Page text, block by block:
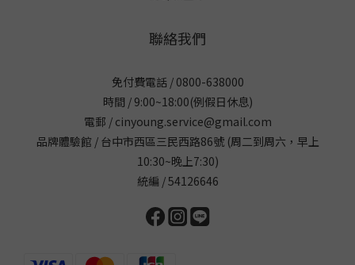
聯絡我們
免付費電話 / 0800-638000
時間 / 9:00~18:00(例假日休息)
電郵 / cinyoung.service@gmail.com
品牌體驗館 / 台中市西區三民西路86號 (周二到周六，早上
10:30~晚上7:30)
統編 / 54126646